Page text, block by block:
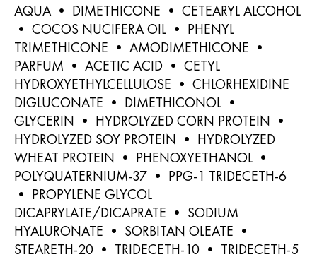
AQUA • DIMETHICONE • CETEARYL ALCOHOL
• COCOS NUCIFERA OIL • PHENYL
TRIMETHICONE • AMODIMETHICONE •
PARFUM • ACETIC ACID • CETYL
HYDROXYETHYLCELLULOSE • CHLORHEXIDINE
DIGLUCONATE • DIMETHICONOL •
GLYCERIN • HYDROLYZED CORN PROTEIN •
HYDROLYZED SOY PROTEIN • HYDROLYZED
WHEAT PROTEIN • PHENOXYETHANOL •
POLYQUATERNIUM-37 • PPG-1 TRIDECETH-6
• PROPYLENE GLYCOL
DICAPRYLATE/DICAPRATE • SODIUM
HYALURONATE • SORBITAN OLEATE •
STEARETH-20 • TRIDECETH-10 • TRIDECETH-5